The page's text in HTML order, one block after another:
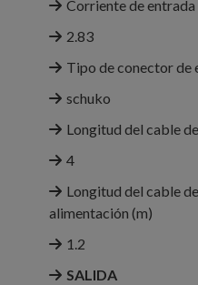
Corriente de entrada
2.83
Tipo de conector de
schuko
Longitud del cable
4
Longitud del cable
alimentación (m)
1.2
SALIDA